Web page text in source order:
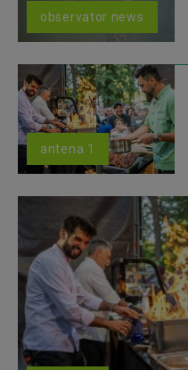
observator news
antena 1